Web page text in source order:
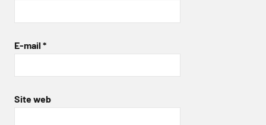
E-mail *
Site web